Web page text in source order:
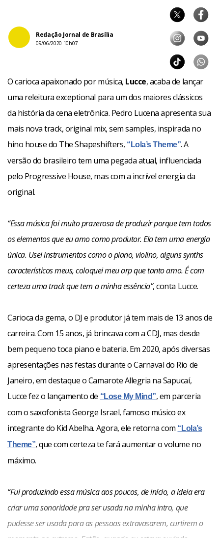
Redação Jornal de Brasília
09/06/2020 10h07
O carioca apaixonado por música, Lucce, acaba de lançar
uma releitura exceptional para um dos maiores clássicos
da história da cena eletrônica. Pedro Lucena apresenta sua
mais nova track, original mix, sem samples, inspirada no
hino house do The Shapeshifters, “Lola’s Theme”. A
versão do brasileiro tem uma pegada atual, influenciada
pelo Progressive House, mas com a incrível energia da
original.
“Essa música foi muito prazerosa de produzir porque tem todos
os elementos que eu amo como produtor. Ela tem uma energia
única. Usei instrumentos como o piano, violino, alguns synths
característicos meus, coloquei meu arp que tanto amo. É com
certeza uma track que tem a minha essência”, conta Lucce.
Carioca da gema, o DJ e produtor já tem mais de 13 anos de
carreira. Com 15 anos, já brincava com a CDJ, mas desde
bem pequeno toca piano e bateria. Em 2020, após diversas
apresentações nas festas durante o Carnaval do Rio de
Janeiro, em destaque o Camarote Allegria na Sapucaí,
Lucce fez o lançamento de “Lose My Mind”, em parceria
com o saxofonista George Israel, famoso músico ex
integrante do Kid Abelha. Agora, ele retorna com “Lola’s
Theme”, que com certeza te fará aumentar o volume no
máximo.
“Fui produzindo essa música aos poucos, de início, a ideia era
criar uma sonoridade pra ser usada na minha intro, que
pudesse ser usada para as pessoas extravasarem, curtirem o